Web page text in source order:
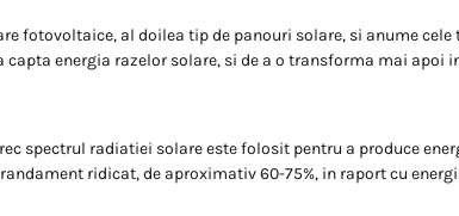
fotovoltaice, al doilea tip de panouri solare, si anume cele
energia razelor solare, si de a o transforma mai apoi
spectrul radiatiei solare este folosit pentru a produce
ridicat, de aproximativ 60-75%, in raport cu